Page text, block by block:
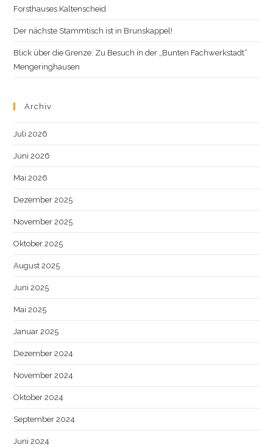
Forsthauses Kaltenscheid
Der nächste Stammtisch ist in Brunskappel!
Blick über die Grenze: Zu Besuch in der „Bunten Fachwerkstadt“
Mengeringhausen
Archiv
Juli 2026
Juni 2026
Mai 2026
Dezember 2025
November 2025
Oktober 2025
August 2025
Juni 2025
Mai 2025
Januar 2025
Dezember 2024
November 2024
Oktober 2024
September 2024
Juni 2024